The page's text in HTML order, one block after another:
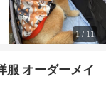
1 / 11
服 オーダーメイ